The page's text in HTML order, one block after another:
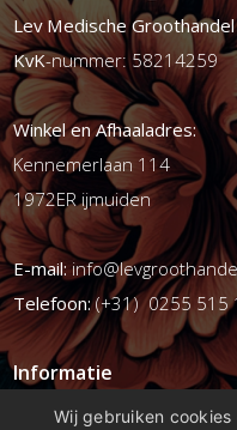
Lev Medische
KvK-nummer: 58214259
Winkel en Afhaaladres:
Kennemerlaan 114
1972ER ijmuiden
E-mail:
Telefoon:(+31) 0255 515
Informatie
Mijn account
Wij gebruiken